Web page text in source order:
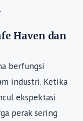
Haven dan
berfungsi
industri. Ketika
ekspektasi
perak sering